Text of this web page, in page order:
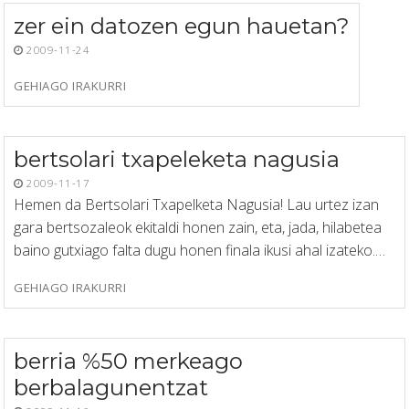
zer ein datozen egun hauetan?
2009-11-24
GEHIAGO IRAKURRI
bertsolari txapeleketa nagusia
2009-11-17
Hemen da Bertsolari Txapelketa Nagusia! Lau urtez izan
gara bertsozaleok ekitaldi honen zain, eta, jada, hilabetea
baino gutxiago falta dugu honen finala ikusi ahal izateko.…
GEHIAGO IRAKURRI
berria %50 merkeago
berbalagunentzat